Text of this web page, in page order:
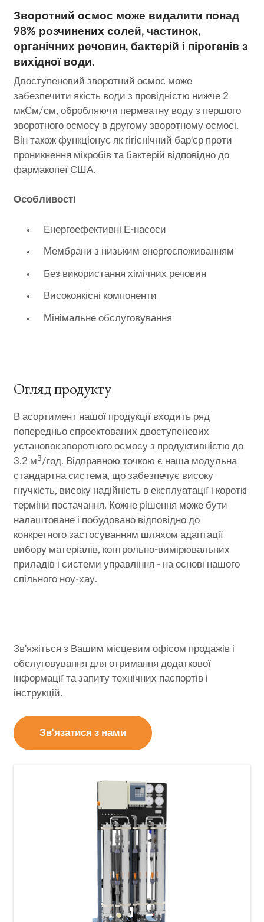
Зворотний осмос може видалити понад
98% розчинених солей, частинок,
органічних речовин, бактерій і пірогенів з
вихідної води.
Двоступеневий зворотний осмос може
забезпечити якість води з провідністю нижче 2
мкСм/см, обробляючи пермеатну воду з першого
зворотного осмосу в другому зворотному осмосі.
Він також функціонує як гігієнічний бар'єр проти
проникнення мікробів та бактерій відповідно до
фармакопеї США.
Особливості
Енергоефективні Е-насоси
Мембрани з низьким енергоспоживанням
Без використання хімічних речовин
Високоякісні компоненти
Мінімальне обслуговування
Огляд продукту
В асортимент нашої продукції входить ряд
попередньо спроектованих двоступеневих
установок зворотного осмосу з продуктивністю до
3,2 м3/год. Відправною точкою є наша модульна
стандартна система, що забезпечує високу
гнучкість, високу надійність в експлуатації і короткі
терміни постачання. Кожне рішення може бути
налаштоване і побудовано відповідно до
конкретного застосуванням шляхом адаптації
вибору матеріалів, контрольно-вимірювальних
приладів і системи управління - на основі нашого
спільного ноу-хау.
Зв'яжіться з Вашим місцевим офісом продажів і
обслуговування для отримання додаткової
інформації та запиту технічних паспортів і
інструкцій.
Зв'язатися з нами